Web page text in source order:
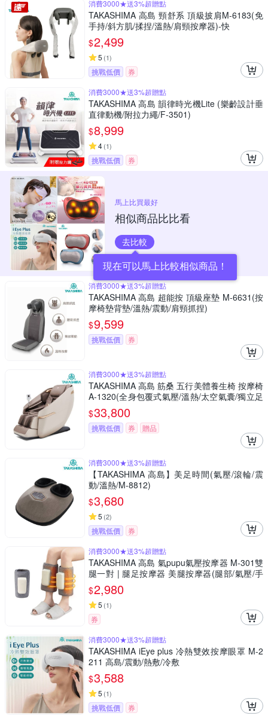
消費3000★送3%超贈點
TAKASHIMA 高島 頸舒系 頂級披肩M-6183(免
手持/斜方肌/揉捏/溫熱/肩頸按摩器)-快
$2,499
5 (1)
挑戰低價
券
消費3000★送3%超贈點
TAKASHIMA 高島 韻律時光機Lite (樂齡設計垂
直律動機/附拉力繩/F-3501)
$8,999
4(1)
挑戰低價 券
馬上比買最好
相似商品比比看
去比較
現在可以馬上比較相似商品！
消費3000★送3%超贈點
TAKASHIMA 高島 超能按 頂級座墊 M-6631(按
摩椅墊背墊/溫熱/震動/肩頸抓捏)
$9,599
挑戰低價 券
消費3000★送3%超贈點
TAKASHIMA 高島 筋桑 五行美體養生椅 按摩椅
A-1320(全身包覆式氣壓/溫熱/太空氣囊/獨立足
部SPA/肩頸)
$33,800
挑戰低價 券 贈品
消費3000★送3%超贈點
【TAKASHIMA 高島】美足時間(氣壓/滾輪/震
動/溫熱/M-8812)
$3,680
5 (2)
挑戰低價
券
消費3000★送3%超贈點
TAKASHIMA 高島 氣pupu氣壓按摩器 M-301雙
腿一對 | 腿足按摩器 美腿按摩器(腿部/氣壓/手
部按摩)
$2,980
5 (1)
券
消費3000★送3%超贈點
TAKASHIMA iEye plus 冷熱雙效按摩眼罩 M-2
211 高島/震動/熱敷/冷敷
$3,588
5 (1)
挑戰低價
券